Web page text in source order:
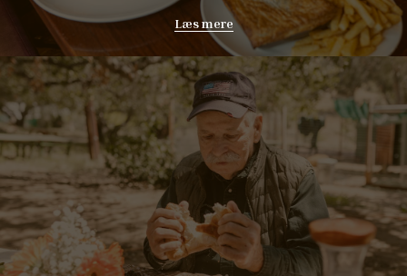
Læs mere